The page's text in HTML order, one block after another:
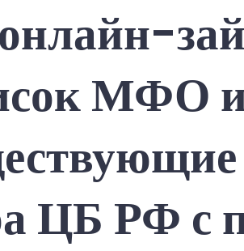
МФО
ЦБ РФ с